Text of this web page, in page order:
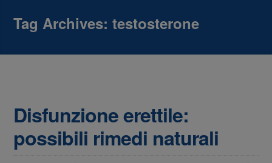
Tag Archives:testosterone
Disfunzione erettile:
possibili rimedi naturali